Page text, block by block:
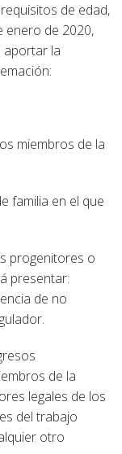
de edad,
enero de 2020,
aportar la
miembros de la
familia en el que
progenitores o
presentar:
de no
de la
legales de los
del trabajo
otro